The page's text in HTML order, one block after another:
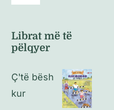
Librat më të
pëlqyer
Ç'të bësh
kur